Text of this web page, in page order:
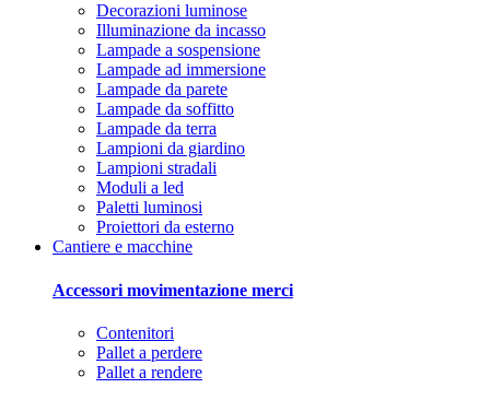
Decorazioni luminose
Illuminazione da incasso
Lampade a sospensione
Lampade ad immersione
Lampade da parete
Lampade da soffitto
Lampade da terra
Lampioni da giardino
Lampioni stradali
Moduli a led
Paletti luminosi
Proiettori da esterno
Cantiere e macchine
Accessori movimentazione merci
Contenitori
Pallet a perdere
Pallet a rendere